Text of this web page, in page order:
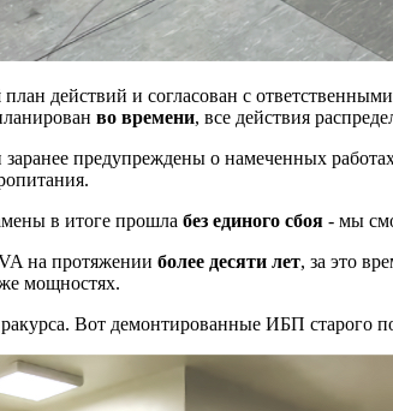
план действий и согласован с
во времени, все действия
предупреждены о намеченных
в итоге прошла без единого сбоя - мы
на протяжении более десяти лет, за это
мощностях.
Вот демонтированные ИБП старого